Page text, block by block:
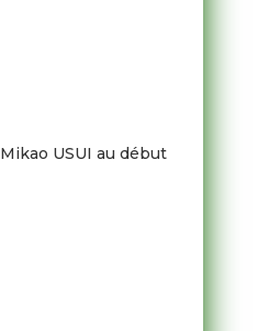
USUI au début